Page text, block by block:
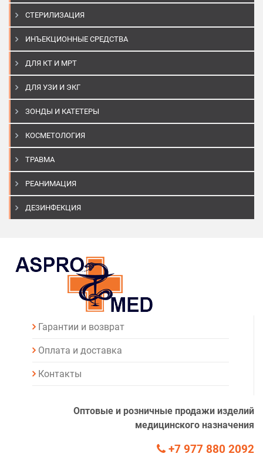
СТЕРИЛИЗАЦИЯ
ИНЪЕКЦИОННЫЕ СРЕДСТВА
ДЛЯ КТ И МРТ
ДЛЯ УЗИ И ЭКГ
ЗОНДЫ И КАТЕТЕРЫ
КОСМЕТОЛОГИЯ
ТРАВМА
РЕАНИМАЦИЯ
ДЕЗИНФЕКЦИЯ
Гарантии и возврат
Оплата и доставка
Контакты
Оптовые и розничные продажи изделий
медицинского назначения
+7 977 880 2092